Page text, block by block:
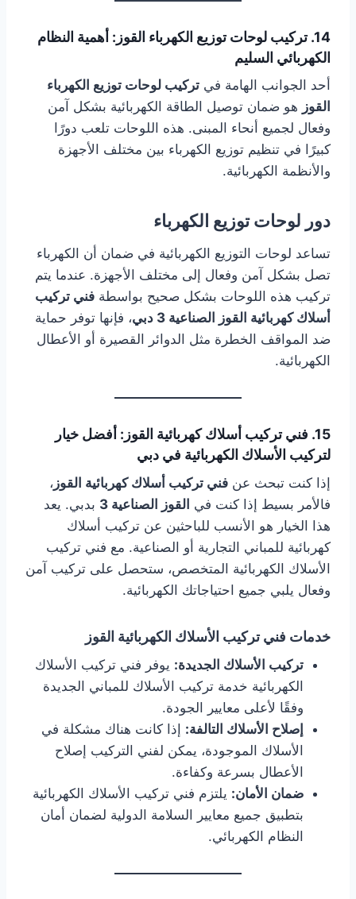
14. تركيب لوحات توزيع الكهرباء القوز: أهمية النظام
الكهربائي السليم
أحد الجوانب الهامة في تركيب لوحات توزيع الكهرباء
القوز هو ضمان توصيل الطاقة الكهربائية بشكل آمن
وفعال لجميع أنحاء المبنى. هذه اللوحات تلعب دورًا
كبيرًا في تنظيم توزيع الكهرباء بين مختلف الأجهزة
والأنظمة الكهربائية.
دور لوحات توزيع الكهرباء
تساعد لوحات التوزيع الكهربائية في ضمان أن الكهرباء
تصل بشكل آمن وفعال إلى مختلف الأجهزة. عندما يتم
تركيب هذه اللوحات بشكل صحيح بواسطة فني تركيب
أسلاك كهربائية القوز الصناعية 3 دبي
، فإنها توفر حماية
ضد المواقف الخطرة مثل الدوائر القصيرة أو الأعطال
الكهربائية.
15. فني تركيب أسلاك كهربائية القوز: أفضل خيار
لتركيب الأسلاك الكهربائية في دبي
إذا كنت تبحث عن فني تركيب أسلاك كهربائية القوز ،
فالأمر بسيط إذا كنت في القوز الصناعية 3
بدبي. يعد
هذا الخيار هو الأنسب للباحثين عن تركيب أسلاك
كهربائية للمباني التجارية أو الصناعية. مع فني تركيب
الأسلاك الكهربائية المتخصص، ستحصل على تركيب آمن
وفعال يلبي جميع احتياجاتك الكهربائية.
خدمات فني تركيب الأسلاك الكهربائية القوز
تركيب الأسلاك الجديدة: يوفر فني تركيب الأسلاك
الكهربائية خدمة تركيب الأسلاك للمباني الجديدة
وفقًا لأعلى معايير الجودة.
إصلاح الأسلاك التالفة: إذا كانت هناك مشكلة في
الأسلاك الموجودة، يمكن لفني التركيب إصلاح
الأعطال بسرعة وكفاءة.
ضمان الأمان: يلتزم فني تركيب الأسلاك الكهربائية
بتطبيق جميع معايير السلامة الدولية لضمان أمان
النظام الكهربائي.